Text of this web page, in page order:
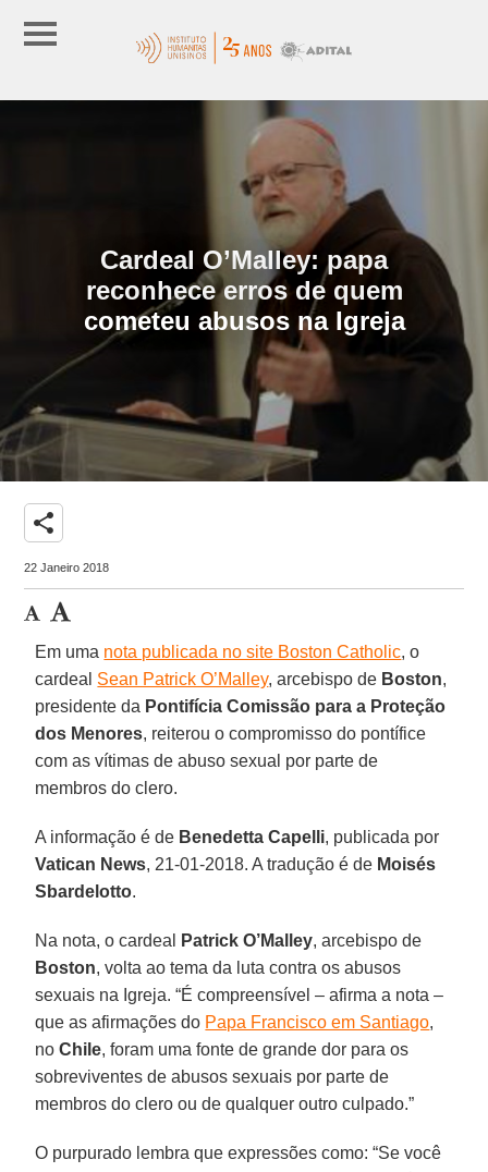
Cardeal O’Malley: papa
reconhece erros de quem
cometeu abusos na Igreja
share
22 Janeiro 2018
Em uma nota publicada no site Boston Catholic, o
cardeal Sean Patrick O’Malley, arcebispo de Boston,
presidente da Pontifícia Comissão para a Proteção
dos Menores, reiterou o compromisso do pontífice
com as vítimas de abuso sexual por parte de
membros do clero.
A informação é de Benedetta Capelli, publicada por
Vatican News, 21-01-2018. A tradução é de Moisés
Sbardelotto.
Na nota, o cardeal Patrick O’Malley, arcebispo de
Boston, volta ao tema da luta contra os abusos
sexuais na Igreja. “É compreensível – afirma a nota –
que as afirmações do Papa Francisco em Santiago,
noChile, foram uma fonte de grande dor para os
sobreviventes de abusos sexuais por parte de
membros do clero ou de qualquer outro culpado.”
O purpurado lembra que expressões como: “Se você